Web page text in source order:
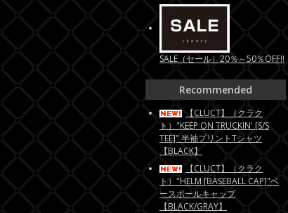
SALE（セール）20％～50％OFF!!
Recommended
【CLUCT】（クラク
ト）"KEEP ON TRUCKIN' [S/S
TEE]" 半袖プリントTシャツ
【BLACK】
【CLUCT】（クラク
ト）"HELM [BASEBALL CAP]"ベ
ースボールキャップ
【BLACK/GRAY】